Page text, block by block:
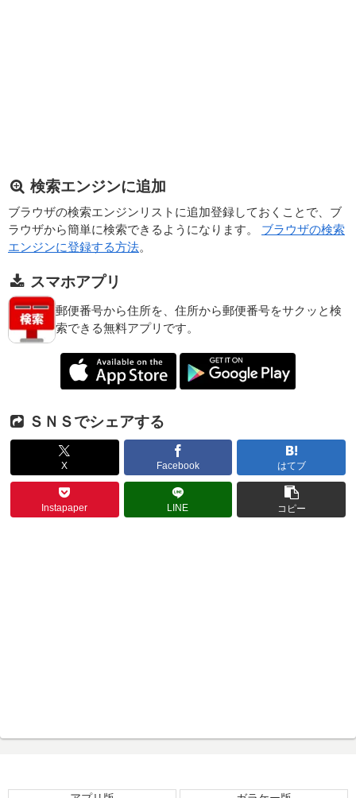
検索エンジンに追加
ブラウザの検索エンジンリストに追加登録しておくことで、ブ
ラウザから簡単に検索できるようになります。 ブラウザの検索
エンジンに登録する方法。
スマホアプリ
郵便番号から住所を、住所から郵便番号をサクッと検
索できる無料アプリです。
ＳＮＳでシェアする
X Facebook はてブ
Instapaper LINE コピー